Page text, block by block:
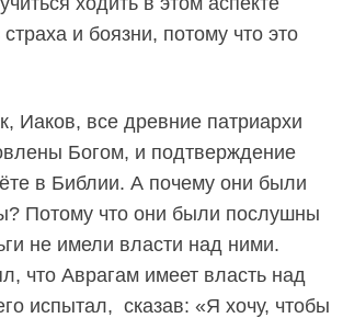
и боязни, потому что это
Иаков, все древние патриархи
Богом, и подтверждение
в Библии. А почему они были
Потому что они были послушны
не имели власти над ними.
что Аврагам имеет власть над
испытал, сказав: «Я хочу, чтобы